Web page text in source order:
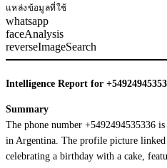
แหล่งข้อมูลที่ใช้
whatsapp
faceAnalysis
reverseImageSearch
Intelligence Report for
Summary
The phone number +5492494535336
in Argentina. The profile picture
celebrating a birthday with a cake,